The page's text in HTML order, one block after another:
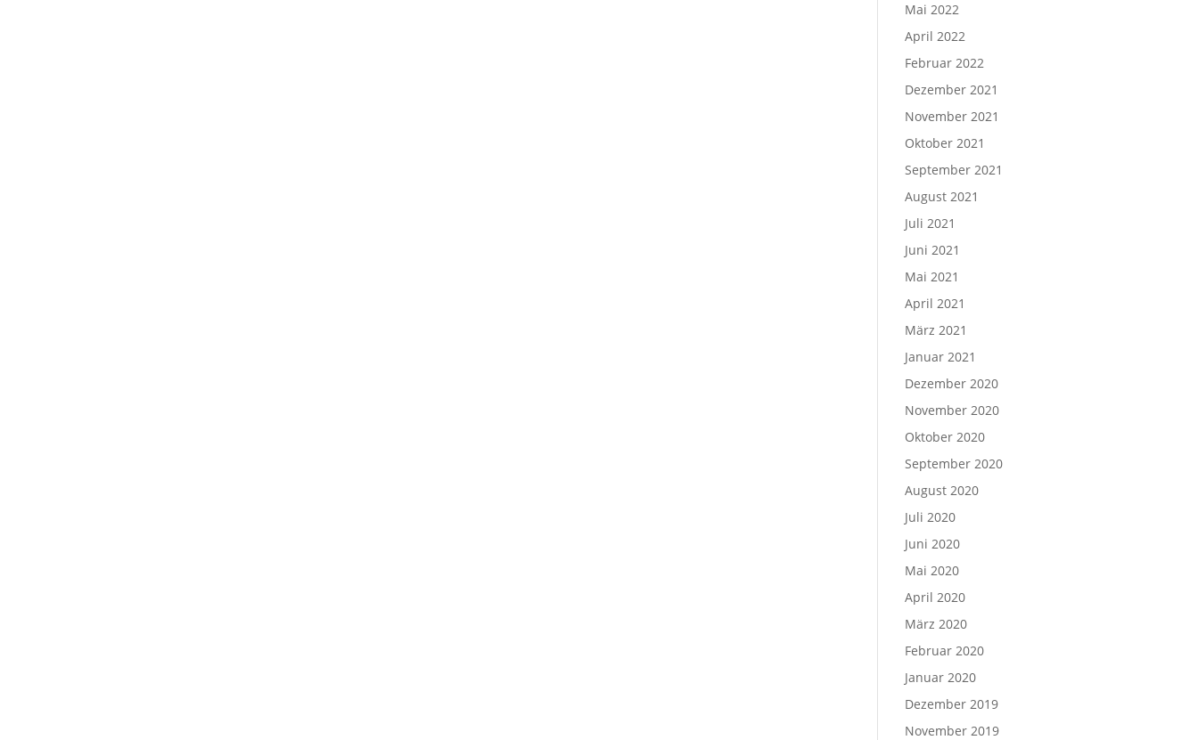
Mai 2022
April 2022
Februar 2022
Dezember 2021
November 2021
Oktober 2021
September 2021
August 2021
Juli 2021
Juni 2021
Mai 2021
April 2021
März 2021
Januar 2021
Dezember 2020
November 2020
Oktober 2020
September 2020
August 2020
Juli 2020
Juni 2020
Mai 2020
April 2020
März 2020
Februar 2020
Januar 2020
Dezember 2019
November 2019